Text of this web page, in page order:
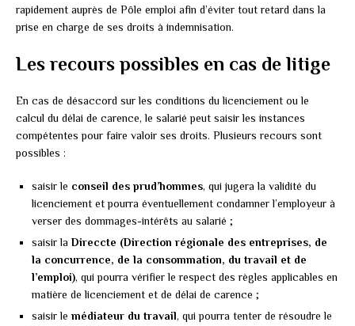
rapidement auprès de Pôle emploi afin d’éviter tout retard dans la
prise en charge de ses droits à indemnisation.
Les recours possibles en cas de litige
En cas de désaccord sur les conditions du licenciement ou le
calcul du délai de carence, le salarié peut saisir les instances
compétentes pour faire valoir ses droits. Plusieurs recours sont
possibles :
saisir le conseil des prud’hommes, qui jugera la validité du
licenciement et pourra éventuellement condamner l’employeur à
verser des dommages-intérêts au salarié ;
saisir la Direccte (Direction régionale des entreprises, de
la concurrence, de la consommation, du travail et de
l’emploi), qui pourra vérifier le respect des règles applicables en
matière de licenciement et de délai de carence ;
saisir le médiateur du travail, qui pourra tenter de résoudre le